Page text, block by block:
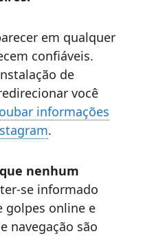
em qualquer
confiáveis.
de
você
informações
.
nenhum
se informado
golpes online e
navegação são